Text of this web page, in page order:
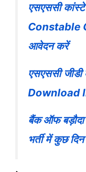
एसएससी
Constable
आवेदन करें
एसएससी
Download
बैंक ऑफ
भर्ती में कुछ